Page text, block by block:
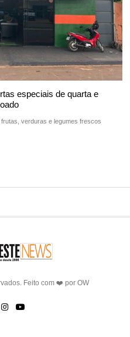
especiais de quarta e
verduras e legumes frescos
Feito com ❤️ por OW